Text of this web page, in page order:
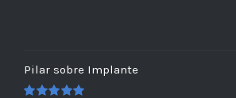
Pilar sobre Implante